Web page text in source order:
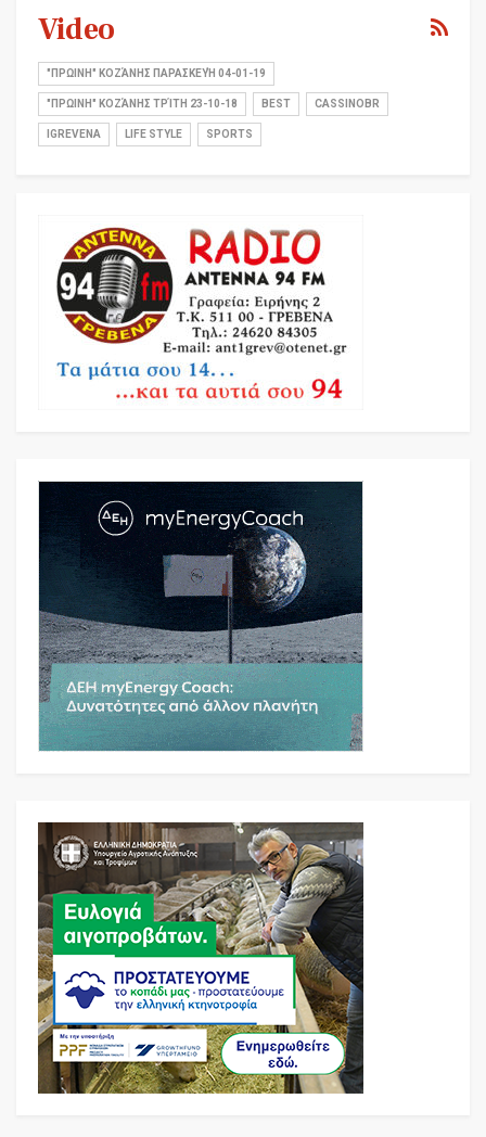
Video
"ΠΡΩΙΝΗ" ΚΟΖΆΝΗΣ ΠΑΡΑΣΚΕΥΉ 04-01-19
"ΠΡΩΙΝΗ" ΚΟΖΆΝΗΣ ΤΡΊΤΗ 23-10-18 BEST CASSINOBR
IGREVENA LIFE STYLE SPORTS